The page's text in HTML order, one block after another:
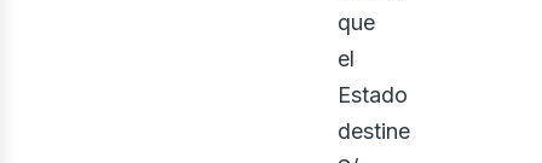
que
el
Estado
destine